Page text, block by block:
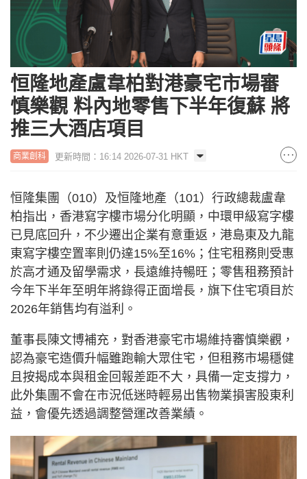
恒隆地產盧韋柏對港豪宅市場審
慎樂觀 料內地零售下半年復蘇 將
推三大酒店項目
商業創科 更新時間：16:14 2026-07-31 HKT
恒隆集團（010）及恒隆地產（101）行政總裁盧韋
柏指出，香港寫字樓市場分化明顯，中環甲級寫字樓
已見底回升，不少遷出企業有意重返，港島東及九龍
東寫字樓空置率則仍達15%至16%；住宅租務則受惠
於高才通及留學需求，長遠維持暢旺；零售租務預計
今年下半年至明年將錄得正面增長，旗下住宅項目於
2026年銷售均有溢利。
董事長陳文博補充，對香港豪宅市場維持審慎樂觀，
認為豪宅造價升幅雖跑輸大眾住宅，但租務市場穩健
且按揭成本與租金回報差距不大，具備一定支撐力，
此外集團不會在市況低迷時輕易出售物業損害股東利
益，會優先透過調整營運改善業績。